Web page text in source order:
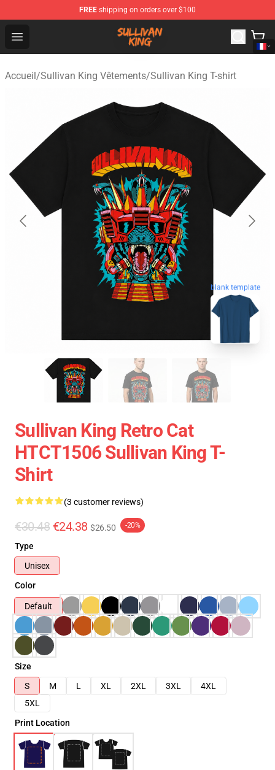
FREE shipping on orders over $100
Open menu
Sullivan King Shop - Official Sullivan King Merchandise
Accueil/Sullivan King Vêtements/Sullivan King T-shirt
blank template
Sullivan King Retro Cat
HTCT1506 Sullivan King T-
Shirt
(3 customer reviews)
€30.48 €24.38 $26.50 -20%
Type
Unisex
Color
Default
Size
S
M L XL 2XL 3XL
4XL
5XL
Print Location